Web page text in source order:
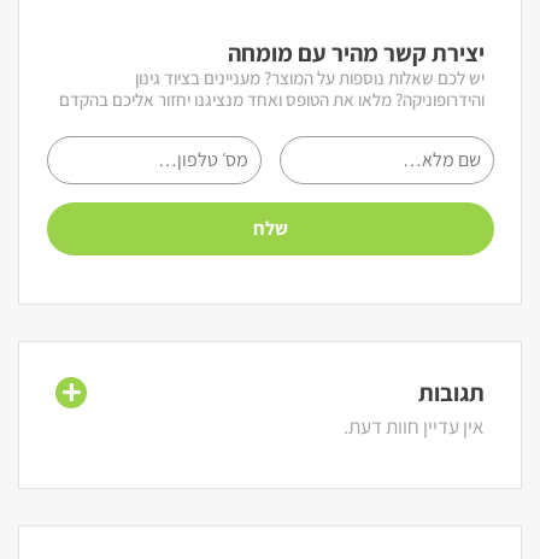
יצירת קשר מהיר עם מומחה
יש לכם שאלות נוספות על המוצר? מעניינים בציוד גינון
והידרופוניקה? מלאו את הטופס ואחד מנציגנו יחזור אליכם בהקדם
תגובות
אין עדיין חוות דעת.